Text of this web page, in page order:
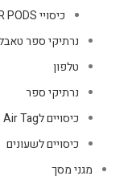
כיסויי AIR PODS
נרתיקי ספר
טלפון
נרתיקי ספר
כיסויים לAir Tag
כיסויים לשעונים
מגני מסך